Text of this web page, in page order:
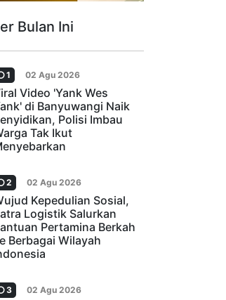
Bulan Ini
1 02 Agu 2026
Video 'Yank Wes
di Banyuwangi Naik
Polisi Imbau
Tak Ikut
2 02 Agu 2026
Kepedulian Sosial,
Logistik Salurkan
Pertamina Berkah
Berbagai Wilayah
3 02 Agu 2026